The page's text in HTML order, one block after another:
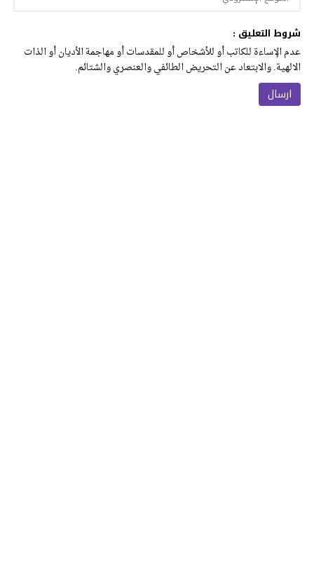
شروط التعليق :
عدم الإساءة للكاتب أو للأشخاص أو للمقدسات أو مهاجمة الأديان أو الذات
الالهية. والابتعاد عن التحريض الطائفي والعنصري والشتائم.